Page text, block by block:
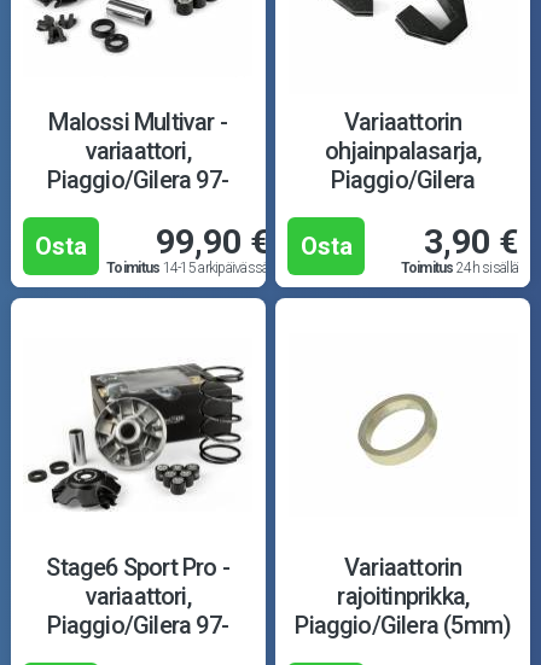
Malossi Multivar -
variaattori,
Piaggio/Gilera 97-
Osta 99,90 €
Toimitus 14-15 arkipäivässä
Variaattorin
ohjainpalasarja,
Piaggio/Gilera
Osta 3,90 €
Toimitus 24h sisällä
Stage6 Sport Pro -
variaattori,
Piaggio/Gilera 97-
Variaattorin
rajoitinprikka,
Piaggio/Gilera (5mm)